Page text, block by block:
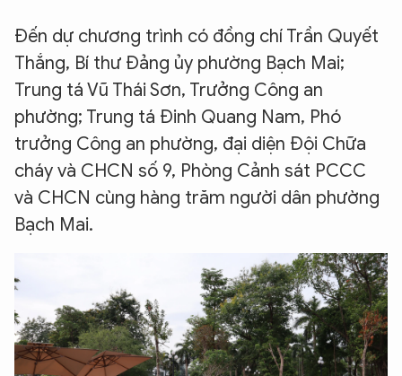
​Đến dự chương trình có đồng chí Trần Quyết
Thắng, Bí thư Đảng ủy phường Bạch Mai;
Trung tá Vũ Thái Sơn, Trưởng Công an
phường; Trung tá Đinh Quang Nam, Phó
trưởng Công an phường, đại diện Đội Chữa
cháy và CHCN số 9, Phòng Cảnh sát PCCC
và CHCN cùng hàng trăm người dân phường
Bạch Mai.